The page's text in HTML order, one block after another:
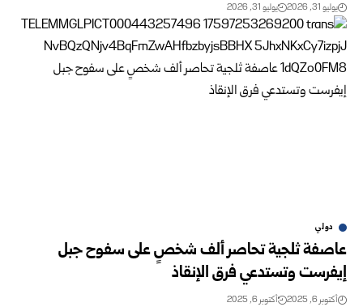
يوليو 31, 2026 يوليو 31, 2026
دولي
عاصفة ثلجية تحاصر ألف شخصٍ على سفوح جبل
إيفرست وتستدعي فرق الإنقاذ
أكتوبر 6, 2025 أكتوبر 6, 2025